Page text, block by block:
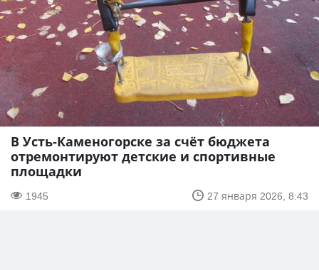
В Усть-Каменогорске за счёт бюджета
отремонтируют детские и спортивные
площадки
1945 27 января 2026, 8:43